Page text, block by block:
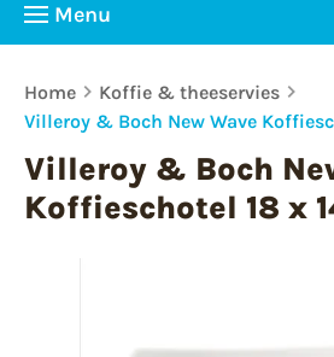
Menu
Home
Koffie & theeservies
Villeroy & Boch New Wave
Villeroy & Boch
Koffieschotel 18 x